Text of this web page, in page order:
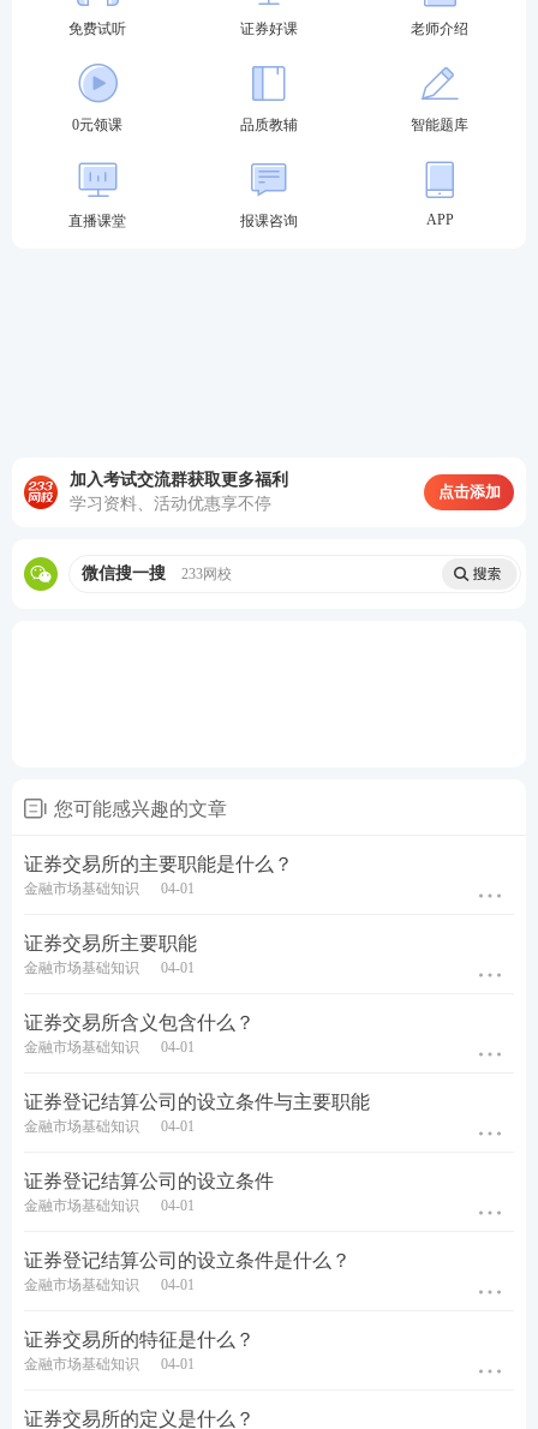
（学习时长：
解，考前强化
段学习>>
直播密训班
（学习时长：
3h/科）
漏补缺，练
出“题感”
233wx】加入233网校备考大家庭，我们共同学习一起
证券报考：【 报考条件查询
考试推荐：【 干货笔记
教材内部资
刷题神器：【 233网校APP
战】【拍照/关键词搜题 】
免费试听 证券好课 老师介绍
0元领课 品质教辅 智能题库
直播课堂 报课咨询 APP
加入考试交流群获取更多福利
学习资料、活动优惠享不停
点击添加
微信搜一搜 233网校
您可能感兴趣的文章
证券交易所的主要职能是什么？
金融市场基础知识 04-01
证券交易所主要职能
金融市场基础知识 04-01
证券交易所含义包含什么？
金融市场基础知识 04-01
证券登记结算公司的设立条件与主要职能
金融市场基础知识 04-01
证券登记结算公司的设立条件
金融市场基础知识 04-01
证券登记结算公司的设立条件是什么？
金融市场基础知识 04-01
证券交易所的特征是什么？
金融市场基础知识 04-01
证券交易所的定义是什么？